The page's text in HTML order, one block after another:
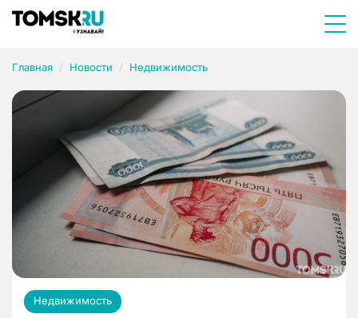
Главная Новости Недвижимость
Недвижимость